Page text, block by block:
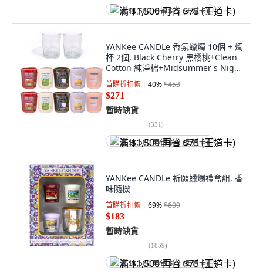
满 $1,500 再省 $75 (王道卡)
YANKee CANDLe 香氛蠟燭 10個 + 燭
杯 2個, Black Cherry 黑櫻桃+Clean
Cotton 純淨棉+Midsummer's Night
仲夏之夜+Lemon Lavender 檸檬薰衣
草+Pink Sands 粉紅沙灘, 混和顏色
首購折扣價 40%$453
$271
暫時缺貨
(331)
满 $1,500 再省 $75 (王道卡)
YANKee CANDLe 祈願蠟燭禮盒組, 香
味隨機
首購折扣價 69%$609
$183
暫時缺貨
(1859)
满 $1,500 再省 $75 (王道卡)